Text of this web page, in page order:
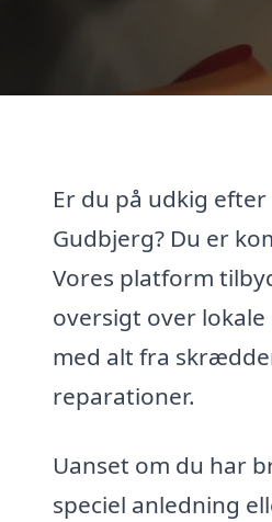
Er du på udkig
Gudbjerg? Du er
Vores platform
oversigt over
med alt fra
reparationer.
Uanset om du har
speciel anledning